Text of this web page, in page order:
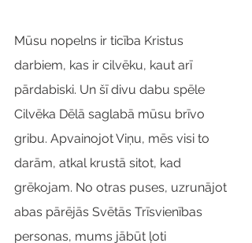
Mūsu nopelns ir ticība Kristus
darbiem, kas ir cilvēku, kaut arī
pārdabiski. Un šī divu dabu spēle
Cilvēka Dēlā saglabā mūsu brīvo
gribu. Apvainojot Viņu, mēs visi to
darām, atkal krustā sitot, kad
grēkojam. No otras puses, uzrunājot
abas pārējās Svētās Trīsvienības
personas, mums jābūt ļoti